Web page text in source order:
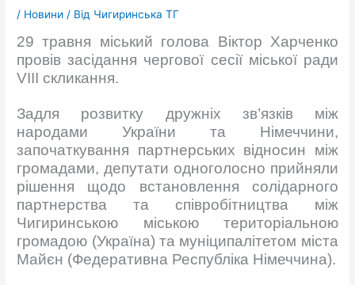
/ Новини / Від Чигиринська ТГ
29 травня міський голова Віктор Харченко
провів засідання чергової сесії міської ради
VIII скликання.
Задля розвитку дружніх зв’язків між
народами України та Німеччини,
започаткування партнерських відносин між
громадами, депутати одноголосно прийняли
рішення щодо встановлення солідарного
партнерства та співробітництва між
Чигиринською міською територіальною
громадою (Україна) та муніципалітетом міста
Майєн (Федеративна Республіка Німеччина).